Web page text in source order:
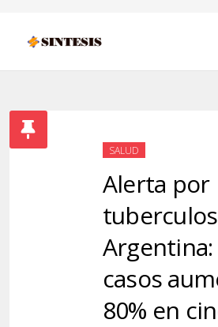
SALUD
Alerta por
casos
80% en